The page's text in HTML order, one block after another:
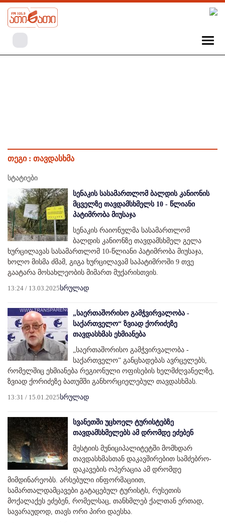
თეგი : თავდასხმა
სტატიები
სენაკის სასამართლომ ბალდის კანიონის
მცველზე თავდამსხმელს 10 - წლიანი
პატიმრობა მიუსაჯა
სენაკის რაიონულმა სასამართლომ
ბალდის კანიონზე თავდამსხმელ გელა
ხურცილავას სასამართლომ 10-წლიანი პატიმრობა მიუსაჯა,
ხოლო მისმა ძმამ, გიგა ხურცილავამ საპატიმროში 9 თვე
გაატარა მოსახლეობის მიმართ მუქარისთვის.
13:24 / 13.03.2025სრულად
„საერთაშორისო გამჭვირვალობა -
საქართველო“ ზვიად ქორიძეზე
თავდასხმას ეხმიანება
„საერთაშორისო გამჭვირვალობა -
საქართველო” განცხადებას ავრცელებს,
რომელშიც ეხმიანება რეგიონული ოფისების ხელმძღვანელზე,
ზვიად ქორიძეზე ბათუმში განხორციელებულ თავდასხმას.
13:31 / 15.01.2025სრულად
სვანეთში უცხოელ ტურისტებზე
თავდამსხმელებს ამ დრომდე ეძებენ
მესტიის მუნიციპალიტეტში მომხდარ
თავდასხმასთან დაკავშირებით სამძებრო-
დაკავების ოპერაცია ამ დრომდე
მიმდინარეობს. არსებული ინფორმაციით,
სამართალდამცავები გატაცებულ ტურისტს, რუსეთის
მოქალაქეს ეძებენ, რომელსაც, თანხმლებ ქალთან ერთად,
სავარაუდოდ, თავს ორი პირი დაესხა.